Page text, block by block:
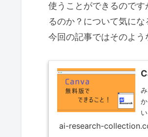
使うことができるので
るのか？について気に
今回の記事ではそのよう
ai-research-